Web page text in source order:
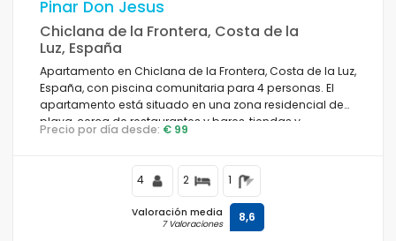
Pinar Don Jesus
Chiclana de la Frontera, Costa de la
Luz, España
Apartamento en Chiclana de la Frontera, Costa de la Luz,
España, con piscina comunitaria para 4 personas. El
apartamento está situado en una zona residencial de
playa, cerca de restaurantes y bares, tiendas y
supermercados, y a 100 m de la playa de La Barrosa.
Precio por día desde: € 99
4 2 1
Valoración media
7 Valoraciones 8,6